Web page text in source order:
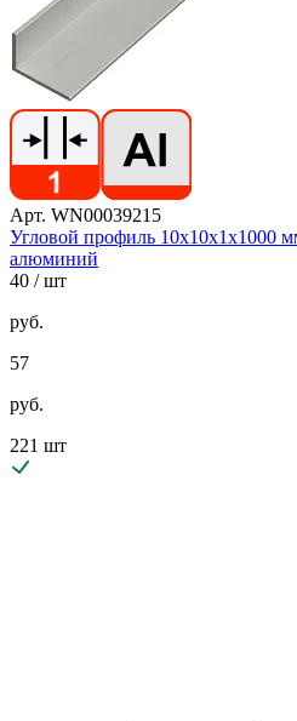
Арт. WN00039215
Угловой профиль 10х10х1х1000
алюминий
40 / шт
руб.
57
руб.
221 шт